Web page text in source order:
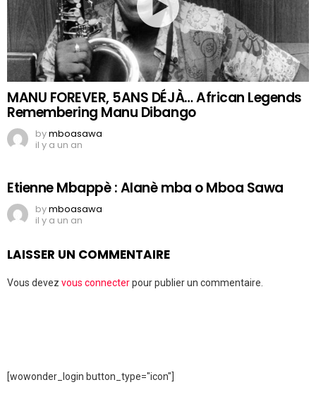
MANU FOREVER, 5ANS DÉJÀ… African Legends
Remembering Manu Dibango
bymboasawa
il y a un an
Etienne Mbappè : Alanè mba o Mboa Sawa
bymboasawa
il y a un an
LAISSER UN COMMENTAIRE
Vous devez vous connecterpour publier un commentaire.
[wowonder_login button_type="icon"]